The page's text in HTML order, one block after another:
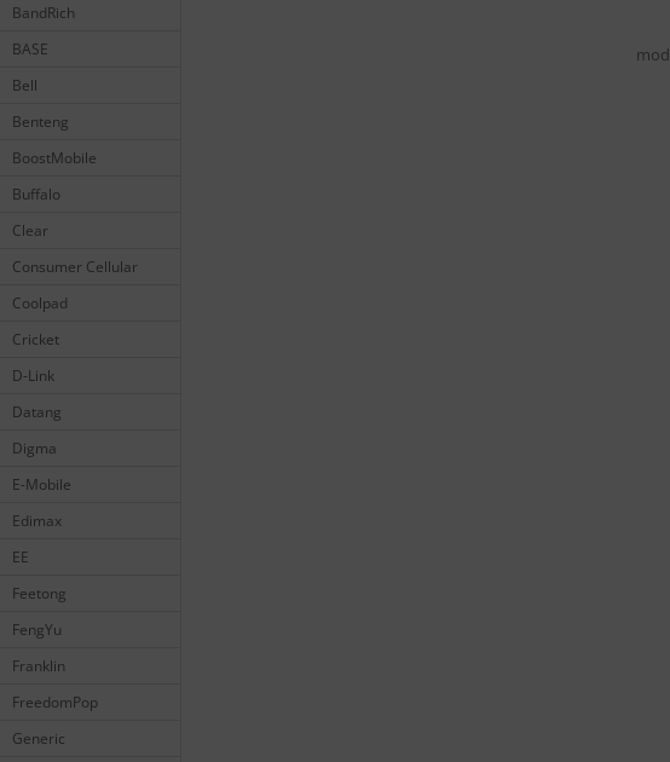
BandRich
BASE
Bell
Benteng
BoostMobile
Buffalo
Clear
Consumer Cellular
Coolpad
Cricket
D-Link
Datang
Digma
E-Mobile
Edimax
EE
Feetong
FengYu
Franklin
FreedomPop
Generic
mod